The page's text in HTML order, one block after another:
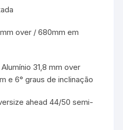
over / 680mm em
31,8 mm over
e 6° graus de inclinação
ahead 44/50 semi-